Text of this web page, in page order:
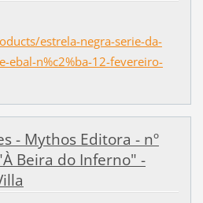
estrela-negra-serie-da-
ebal-n%c2%ba-12-fevereiro-
- Mythos Editora - nº
Beira do Inferno" -